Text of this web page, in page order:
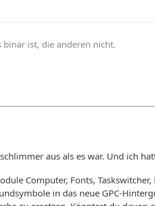
ist, die anderen nicht.
aus als es war. Und ich
Computer, Fonts, Taskswitcher,
in das neue GPC-